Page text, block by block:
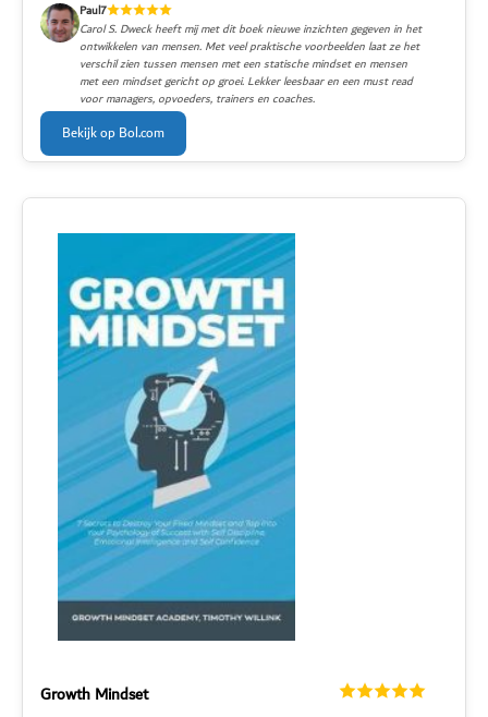
Paul7
Carol S. Dweck heeft mij met dit boek nieuwe inzichten gegeven in het
ontwikkelen van mensen. Met veel praktische voorbeelden laat ze het
verschil zien tussen mensen met een statische mindset en mensen
met een mindset gericht op groei. Lekker leesbaar en een must read
voor managers, opvoeders, trainers en coaches.
Bekijk op Bol.com
Growth Mindset